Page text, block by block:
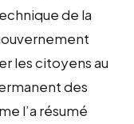
de la
les citoyens au
des
l’a résumé